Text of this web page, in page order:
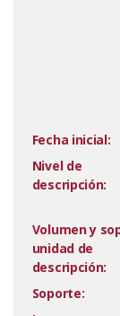
Fecha inicial:
Nivel de
descripción:
Volumen y
unidad de
descripción:
Soporte: